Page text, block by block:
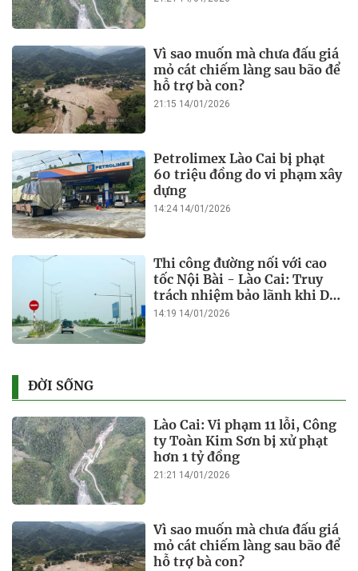
Vì sao muốn mà chưa đấu giá
mỏ cát chiếm làng sau bão để
hỗ trợ bà con?
21:15 14/01/2026
Petrolimex Lào Cai bị phạt
60 triệu đồng do vi phạm xây
dựng
14:24 14/01/2026
Thi công đường nối với cao
tốc Nội Bài - Lào Cai: Truy
trách nhiệm bảo lãnh khi Duy
Bảo chậm tiến độ?
14:19 14/01/2026
ĐỜI SỐNG
Lào Cai: Vi phạm 11 lỗi, Công
ty Toàn Kim Sơn bị xử phạt
hơn 1 tỷ đồng
21:21 14/01/2026
Vì sao muốn mà chưa đấu giá
mỏ cát chiếm làng sau bão để
hỗ trợ bà con?